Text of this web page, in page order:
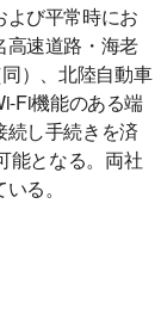
び平常時にお
高速道路・海老
）、北陸自動車
Fi機能のある端
し手続きを済
能となる。両社
る。